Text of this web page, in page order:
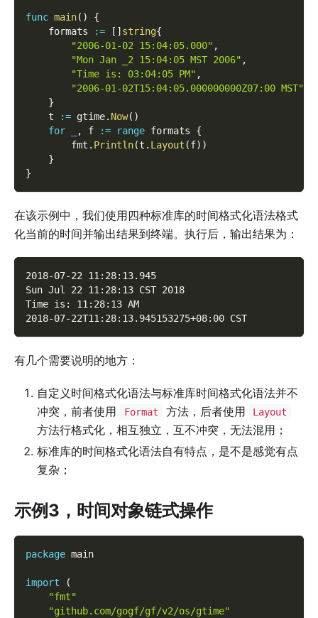
func main( )
{
    formats
:= [ ]string{
"2006-01-02 15:04:05.000" ,
"Mon Jan _2 15:04:05 MST 2006" ,
"Time is: 03:04:05 PM" ,
"2006-01-02T15:04:05.000000000Z07:00 MST"
}
    t
:= gtime. Now( )
for
, f := range formats {
        fmt
. Println(t . Layout (f) )
}
}
在该示例中，我们使用四种标准库的时间格式化语法格式
化当前的时间并输出结果到终端。执行后，输出结果为：
2018-07-22 11:28:13.945
Sun Jul 22 11:28:13 CST 2018
Time is: 11:28:13 AM
2018-07-22T11:28:13.945153275+08:00 CST
有几个需要说明的地方：
自定义时间格式化语法与标准库时间格式化语法并不
冲突，前者使用
Format 方法，后者使用 Layout
方法行格式化，相互独立，互不冲突，无法混用；
标准库的时间格式化语法自有特点，是不是感觉有点
复杂；
示例3，时间对象链式操作
package main
import
(
"fmt"
"github.com/gogf/gf/v2/os/gtime"